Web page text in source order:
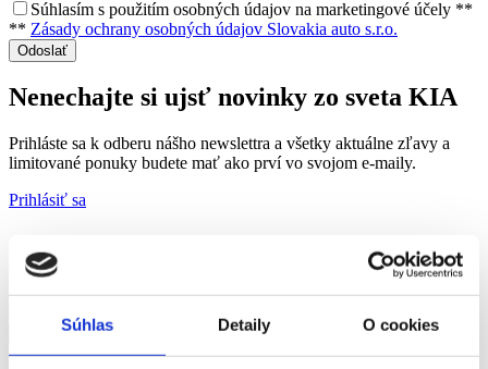
Súhlas Detaily O cookies
Súhlasím s použitím osobných údajov na marketingové účely **
** Zásady ochrany osobných údajov Slovakia auto s.r.o.
Nenechajte si ujsť novinky zo sveta KIA
Prihláste sa k odberu nášho newslettra a všetky aktuálne zľavy a
limitované ponuky budete mať ako prví vo svojom e-maily.
Prihlásiť sa
Odberu newslettra
Súhlasím s použitím osobných údajov na marketingové účely **